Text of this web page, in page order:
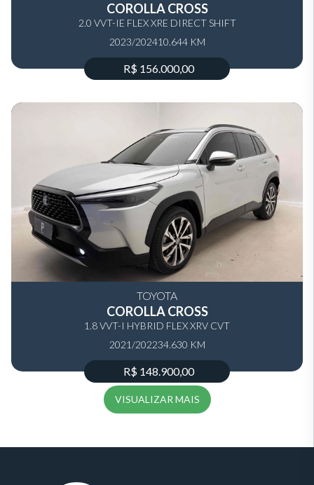
COROLLA CROSS
2.0 VVT-IE FLEX XRE DIRECT SHIFT
2023/202410.644 KM
R$ 156.000,00
TOYOTA
COROLLA CROSS
1.8 VVT-I HYBRID FLEX XRV CVT
2021/202234.630 KM
R$ 148.900,00
VISUALIZAR MAIS